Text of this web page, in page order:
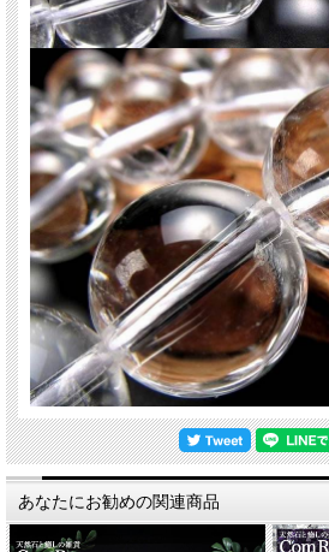
ります。ビーズ石の製造上の仕様ですのでご了承
※サイズは目安です。細かな誤差が出る場合があ
関連キーワード
天然石 パワーストーン 海外直輸入 バイヤー厳選
ィース 卸し 卸価格 実店舗 ハンドメイド サイズ
サイズ違い
4ミリ 949円
あなたにお勧めの関連商品